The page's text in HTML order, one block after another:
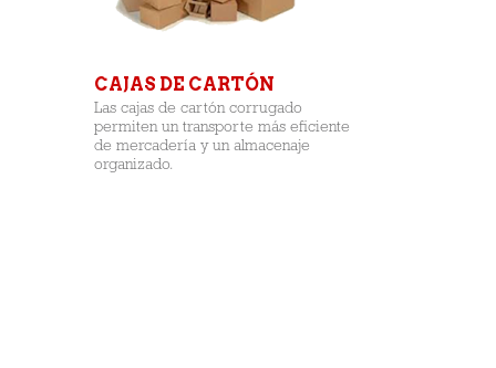
CAJAS DE CARTÓN
Las cajas de cartón corrugado
permiten un transporte más eficiente
de mercadería y un almacenaje
organizado.